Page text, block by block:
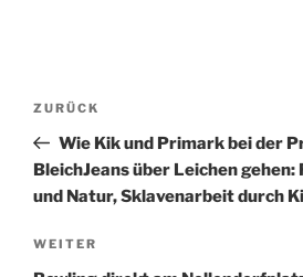
e
r
n
a
i
Beitragsnavigation
Vorheriger
Beitrag
ZURÜCK
Wie Kik und Primark bei der
BleichJeans über Leichen gehen:
und Natur, Sklavenarbeit durch
Nächster
Beitrag
WEITER